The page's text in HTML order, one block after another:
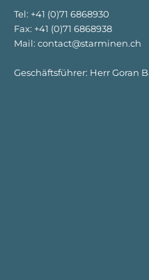
Tel: +41 (0)71 6868930
Fax: +41 (0)71 6868938
Mail: contact@starminen.ch
Geschäftsführer: Herr Goran